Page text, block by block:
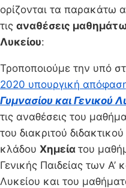
ορίζονται τα παρακάτω
τις αναθέσεις
Λυκείου:
Τροποποιούμε την υπό
2020 υπουργική
Γυμνασίου και Γενικού
τις αναθέσεις του
του διακριτού
κλάδου Χημεία του
Γενικής Παιδείας των Α’
Λυκείου και του